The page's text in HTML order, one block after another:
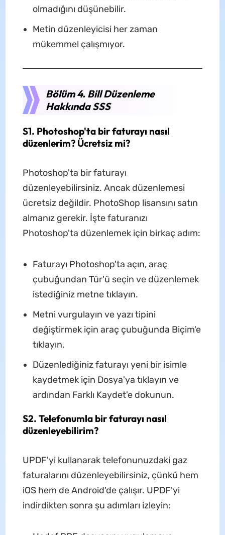
olmadığını düşünebilir.
Metin düzenleyicisi her zaman
mükemmel çalışmıyor.
Bölüm 4. Bill Düzenleme
Hakkında SSS
S1. Photoshop'ta bir faturayı nasıl
düzenlerim? Ücretsiz mi?
Photoshop'ta bir faturayı
düzenleyebilirsiniz. Ancak düzenlemesi
ücretsiz değildir. PhotoShop lisansını satın
almanız gerekir. İşte faturanızı
Photoshop'ta düzenlemek için birkaç adım:
Faturayı Photoshop'ta açın, araç
çubuğundan Tür'ü seçin ve düzenlemek
istediğiniz metne tıklayın.
Metni vurgulayın ve yazı tipini
değiştirmek için araç çubuğunda Biçim'e
tıklayın.
Düzenlediğiniz faturayı yeni bir isimle
kaydetmek için Dosya'ya tıklayın ve
ardından Farklı Kaydet'e dokunun.
S2. Telefonumla bir faturayı nasıl
düzenleyebilirim?
UPDF'yi kullanarak telefonunuzdaki gaz
faturalarını düzenleyebilirsiniz, çünkü hem
iOS hem de Android'de çalışır. UPDF'yi
indirdikten sonra şu adımları izleyin: